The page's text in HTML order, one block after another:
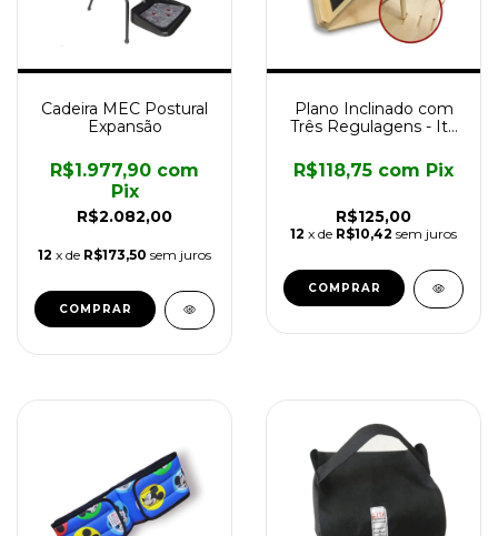
Cadeira MEC Postural
Expansão
R$2.082,00
R$1.977,90 com
Pix
12 x de R$173,50 sem juros
COMPRAR
Plano Inclinado com
Três Regulagens - Ita
R$125,00
R$118,75 com Pix
12 x de R$10,42 sem juros